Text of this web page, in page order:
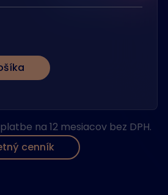
na 12 mesiacov bez DPH.
cenník